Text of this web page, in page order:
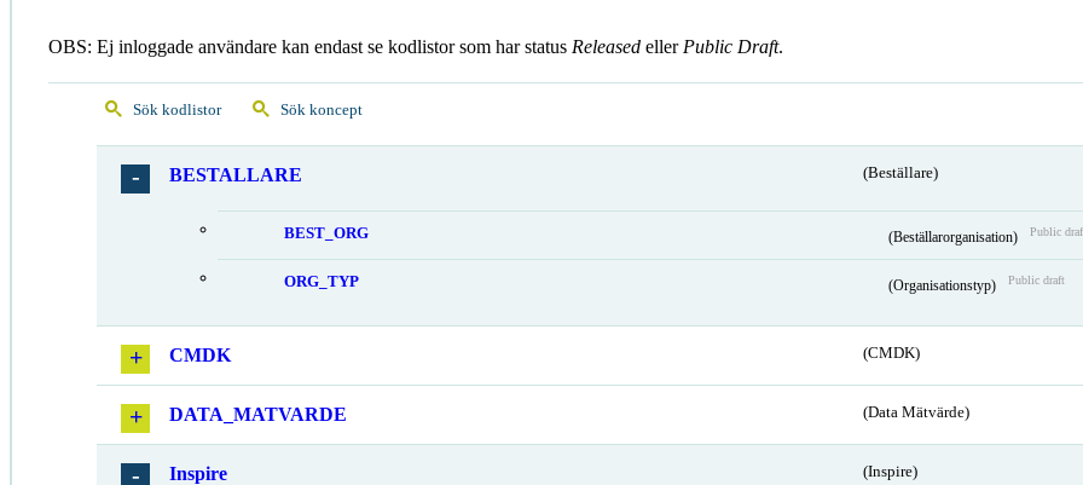
OBS: Ej inloggade användare kan endast se kodlistor som har status Released eller Public Draft.
Sök kodlistor Sök koncept
BESTALLARE (Beställare)
BEST_ORG (Beställarorganisation) Public
ORG_TYP (Organisationstyp) Public draft
CMDK (CMDK)
DATA_MATVARDE (Data Mätvärde)
Inspire (Inspire)